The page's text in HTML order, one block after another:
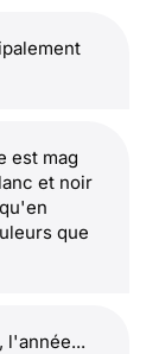
est mag
et noir
que
l'année...